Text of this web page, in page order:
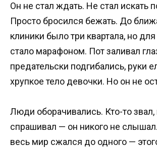
Он не стал ждать. Не стал искать
Просто бросился бежать. До
клиники было три квартала, но для
стало марафоном. Пот заливал
предательски подгибались, руки
хрупкое тело девочки. Но он не
Люди оборачивались. Кто-то звал,
спрашивал — он никого не
весь мир сжался до одного —